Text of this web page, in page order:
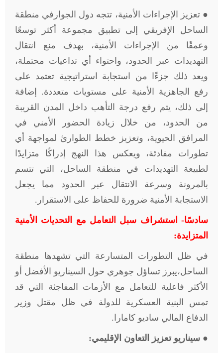
● تعزيز الإجراءات الأمنية، تتجه دول الجوارفي منطقة
الساحل الإفريقي إلى تطبيق مجموعة أكثر توسعًا
وعمقًا من الإجراءات الأمنية، بهدف منع انتقال
التهديدات عبر الحدود، واحتواء أي تداعيات محتملة،
ويعد ذلك جزءًا من استجابة استراتيجية تعتمد على
رفع الجاهزية الأمنية على مستويات متعددة. إضافة
إلى ذلك، يتم رفع درجة التأهب داخل المدن القريبة
من الحدود، من خلال زيادة الحضور الأمني في
المرافق الحيوية، وتعزيز خطط الطوارئ لمواجهة أي
تطورات مفادئة، ويعكس هذا النهج إدراكًا متزايدًا
لطبيعة التهديدات في منطقة الساحل، التي تتسم
بالمرونة وسرعة الانتقال عبر الحدود مما يجعل
الاستجابة الأمنية ضرورة للحفاظ على الاستقرار.
سادسًا- استشراف سبل التعامل مع التحديات الأمنية
المتزايدة:
في ظل التطورات المتسارعة التي تشهدها منطقة
الساحل،يبرز تساؤل جوهري حول السيناريو الأفضل أو
الأكثر فاعلية للتعامل مع الأزمات المفاجئة التي قد
تمس البنية العسكرية للدولة في ظل مقتل وزير
الدفاع المالي ساديو كامارا.
● سيناريو تعزيز التعاون الإقليمي: